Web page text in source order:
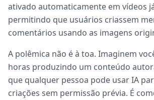
ativado automaticamente em vídeos
permitindo que usuários criassem
comentários usando as imagens
A polêmica não é à toa. Imaginem
horas produzindo um conteúdo
que qualquer pessoa pode usar IA
criações sem permissão prévia. É